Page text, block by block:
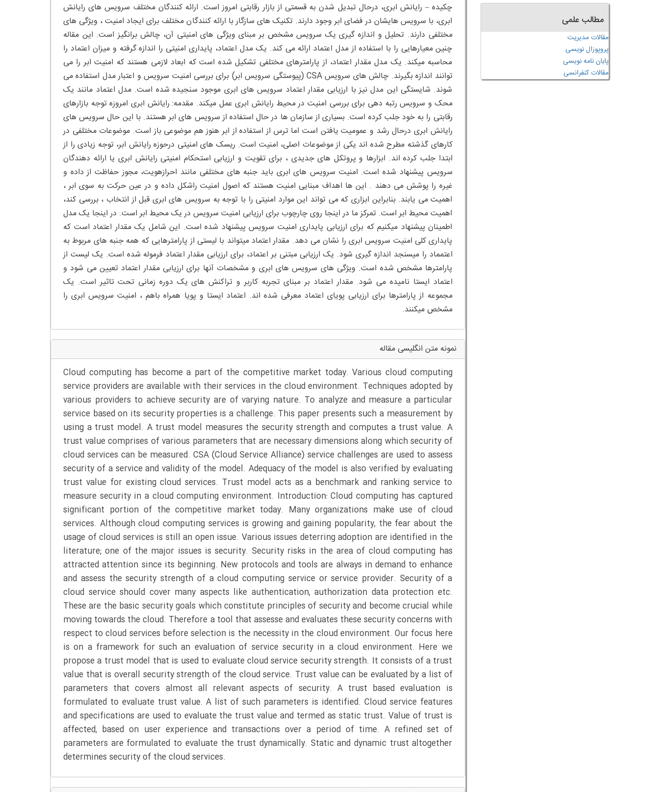
چکیده – رایانش ابری، درحال تبدیل شدن به قسمتی از بازار رقابتی امروز است. ارائه کنندگان مختلف سرویس های رایانش
ابری، با سرویس هایشان در فضای ابر وجود دارند. تکنیک های سازگار با ارائه کنندگان مختلف برای ایجاد امنیت ، ویژگی های
مختلفی دارند. تحلیل و اندازه گیری یک سرویس مشخص بر مبنای ویژگی های امنیتی آن، چالش برانگیز است. این مقاله
چنین معیارهایی را با استفاده از مدل اعتماد ارائه می کند. یک مدل اعتماد، پایداری امنیتی را اندازه گرفته و میزان اعتماد را
محاسبه میکند. یک مدل مقدار اعتماد، از پارامترهای مختلفی تشکیل شده است که ابعاد لازمی هستند که امنیت ابر را می
توانند اندازه بگیرند. چالش های سرویس CSA (پیوستگی سرویس ابر) برای بررسی امنیت سرویس و اعتبار مدل استفاده می
شوند. شایستگی این مدل نیز با ارزیابی مقدار اعتماد سرویس های ابری موجود سنجیده شده است. مدل اعتماد مانند یک
محک و سرویس رتبه دهی برای بررسی امنیت در محیط رایانش ابری عمل میکند. مقدمه: رایانش ابری امروزه توجه بازارهای
رقابتی را به خود جلب کرده است. بسیاری از سازمان ها در حال استفاده از سرویس های ابر هستند. با این حال سرویس های
رایانش ابری درحال رشد و عمومیت یافتن است اما ترس از استفاده از ابر هنوز هم موضوعی باز است. موضوعات مختلفی در
کارهای گذشته مطرح شده اند یکی از موضوعات اصلی، امنیت است. ریسک های امنیتی درحوزه رایانش ابر، توجه زیادی را از
ابتدا جلب کرده اند. ابزارها و پروتکل های جدیدی ، برای تقویت و ارزیابی استحکام امنیتی رایانش ابری یا ارائه دهندگان
سرویس پیشنهاد شده است. امنیت سرویس های ابری باید جنبه های مختلفی مانند احرازهویت، مجوز حفاظت از داده و
غیره را پوشش می دهند . این ها اهداف مبنایی امنیت هستند که اصول امنیت راشکل داده و در عین حرکت به سوی ابر ،
اهمیت می یابند. بنابراین ابزاری که می تواند این موارد امنیتی را با توجه به سرویس های ابری قبل از انتخاب ، بررسی کند،
اهمیت محیط ابر است. تمرکز ما در اینجا روی چارچوب برای ارزیابی امنیت سرویس در یک محیط ابر است. در اینجا یک مدل
اطمینان پیشنهاد میکنیم که برای ارزیابی پایداری امنیت سرویس پیشنهاد شده است. این شامل یک مقدار اعتماد است که
پایداری کلی امنیت سرویس ابری را نشان می دهد. مقدار اعتماد میتواند با لیستی از پارامترهایی که همه جنبه های مربوط به
اعتمماد را میسنجد اندازه گیری شود. یک ارزیابی مبتنی بر اعتماد، برای ارزیابی مقدار اعتماد فرموله شده است. یک لیست از
پارامترها مشخص شده است. ویژگی های سرویس های ابری و مشخصات آنها برای ارزیابی مقدار اعتماد تعیین می شود و
اعتماد ایستا نامیده می شود. مقدار اعتماد بر مبنای تجربه کاربر و تراکنش های یک دوره زمانی تحت تاثیر است. یک
مجموعه از پارامترها برای ارزیابی پویای اعتماد معرفی شده اند. اعتماد ایستا و پویا همراه باهم ، امنیت سرویس ابری را
مشخص میکنند.
نمونه متن انگلیسی مقاله
Cloud computing has become a part of the competitive market today. Various cloud computing
service providers are available with their services in the cloud environment. Techniques adopted by
various providers to achieve security are of varying nature. To analyze and measure a particular
service based on its security properties is a challenge. This paper presents such a measurement by
using a trust model. A trust model measures the security strength and computes a trust value. A
trust value comprises of various parameters that are necessary dimensions along which security of
cloud services can be measured. CSA (Cloud Service Alliance) service challenges are used to assess
security of a service and validity of the model. Adequacy of the model is also verified by evaluating
trust value for existing cloud services. Trust model acts as a benchmark and ranking service to
measure security in a cloud computing environment. Introduction: Cloud computing has captured
significant portion of the competitive market today. Many organizations make use of cloud
services. Although cloud computing services is growing and gaining popularity, the fear about the
usage of cloud services is still an open issue. Various issues deterring adoption are identified in the
literature; one of the major issues is security. Security risks in the area of cloud computing has
attracted attention since its beginning. New protocols and tools are always in demand to enhance
and assess the security strength of a cloud computing service or service provider. Security of a
cloud service should cover many aspects like authentication, authorization data protection etc.
These are the basic security goals which constitute principles of security and become crucial while
moving towards the cloud. Therefore a tool that assesse and evaluates these security concerns with
respect to cloud services before selection is the necessity in the cloud environment. Our focus here
is on a framework for such an evaluation of service security in a cloud environment. Here we
propose a trust model that is used to evaluate cloud service security strength. It consists of a trust
value that is overall security strength of the cloud service. Trust value can be evaluated by a list of
parameters that covers almost all relevant aspects of security. A trust based evaluation is
formulated to evaluate trust value. A list of such parameters is identified. Cloud service features
and specifications are used to evaluate the trust value and termed as static trust. Value of trust is
affected, based on user experience and transactions over a period of time. A refined set of
parameters are formulated to evaluate the trust dynamically. Static and dynamic trust altogether
determines security of the cloud services.
مطالب علمی
مقالات مدیریت
پروپوزال نویسی
پایان نامه نویسی
مقالات کنفرانسی